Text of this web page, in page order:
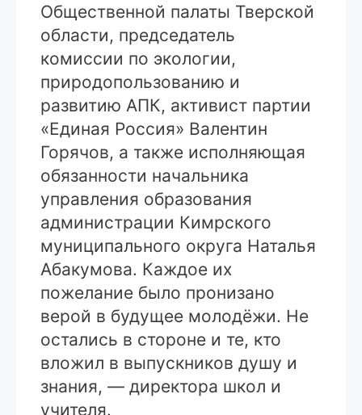
Общественной палаты Тверской
области, председатель
комиссии по экологии,
природопользованию и
развитию АПК, активист партии
«Единая Россия» Валентин
Горячов, а также исполняющая
обязанности начальника
управления образования
администрации Кимрского
муниципального округа Наталья
Абакумова. Каждое их
пожелание было пронизано
верой в будущее молодёжи. Не
остались в стороне и те, кто
вложил в выпускников душу и
знания, — директора школ и
учителя.